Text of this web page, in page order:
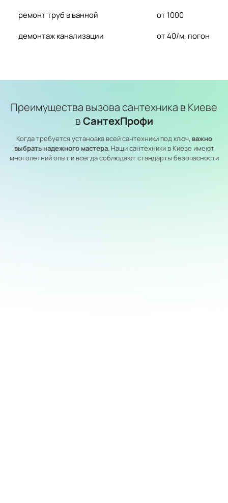
ремонт труб в ванной
от 1000
демонтаж канализации
от 40/м, погон
Преимущества вызова сантехника в Киеве
вСантехПрофи
Когда требуется установка всей сантехники под ключ, важно
выбрать надежного мастера. Наши сантехники в Киеве имеют
многолетний опыт и всегда соблюдают стандарты безопасности